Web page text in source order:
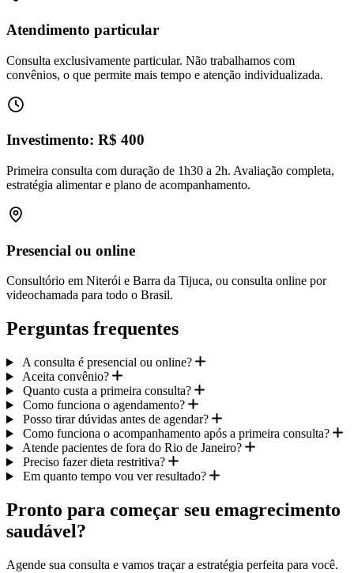
Atendimento particular
Consulta exclusivamente particular. Não trabalhamos com
convênios, o que permite mais tempo e atenção individualizada.
Investimento: R$ 400
Primeira consulta com duração de 1h30 a 2h. Avaliação completa,
estratégia alimentar e plano de acompanhamento.
Presencial ou online
Consultório em Niterói e Barra da Tijuca, ou consulta online por
videochamada para todo o Brasil.
Perguntas frequentes
A consulta é presencial ou online?
Aceita convênio?
Quanto custa a primeira consulta?
Como funciona o agendamento?
Posso tirar dúvidas antes de agendar?
Como funciona o acompanhamento após a primeira consulta?
Atende pacientes de fora do Rio de Janeiro?
Preciso fazer dieta restritiva?
Em quanto tempo vou ver resultado?
Pronto para começar seu emagrecimento
saudável?
Agende sua consulta e vamos traçar a estratégia perfeita para você.